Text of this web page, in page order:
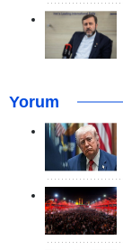
Yorum